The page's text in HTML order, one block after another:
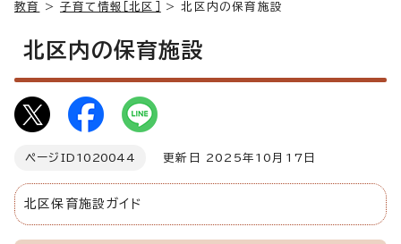
教育
>子育て情報［北区］ > 北区内の保育施設
北区内の保育施設
ページID 1020044 更新日 2025年10月17日
北区保育施設ガイド